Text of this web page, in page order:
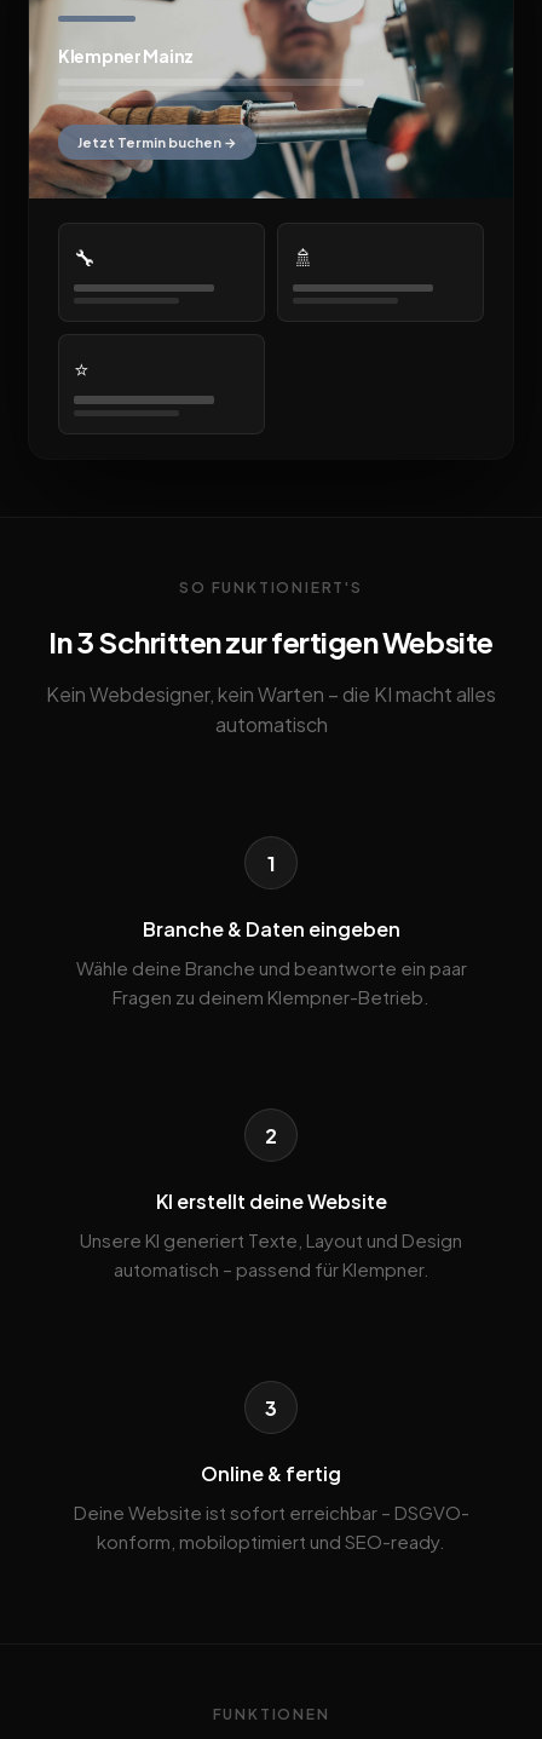
Klempner Mainz
Jetzt Termin buchen →
🔧 🚿
⭐
SO FUNKTIONIERT'S
In 3 Schritten zur fertigen Website
Kein Webdesigner, kein Warten – die KI macht alles
automatisch
1
Branche & Daten eingeben
Wähle deine Branche und beantworte ein paar
Fragen zu deinem Klempner-Betrieb.
2
KI erstellt deine Website
Unsere KI generiert Texte, Layout und Design
automatisch – passend für Klempner.
3
Online & fertig
Deine Website ist sofort erreichbar – DSGVO-
konform, mobiloptimiert und SEO-ready.
FUNKTIONEN